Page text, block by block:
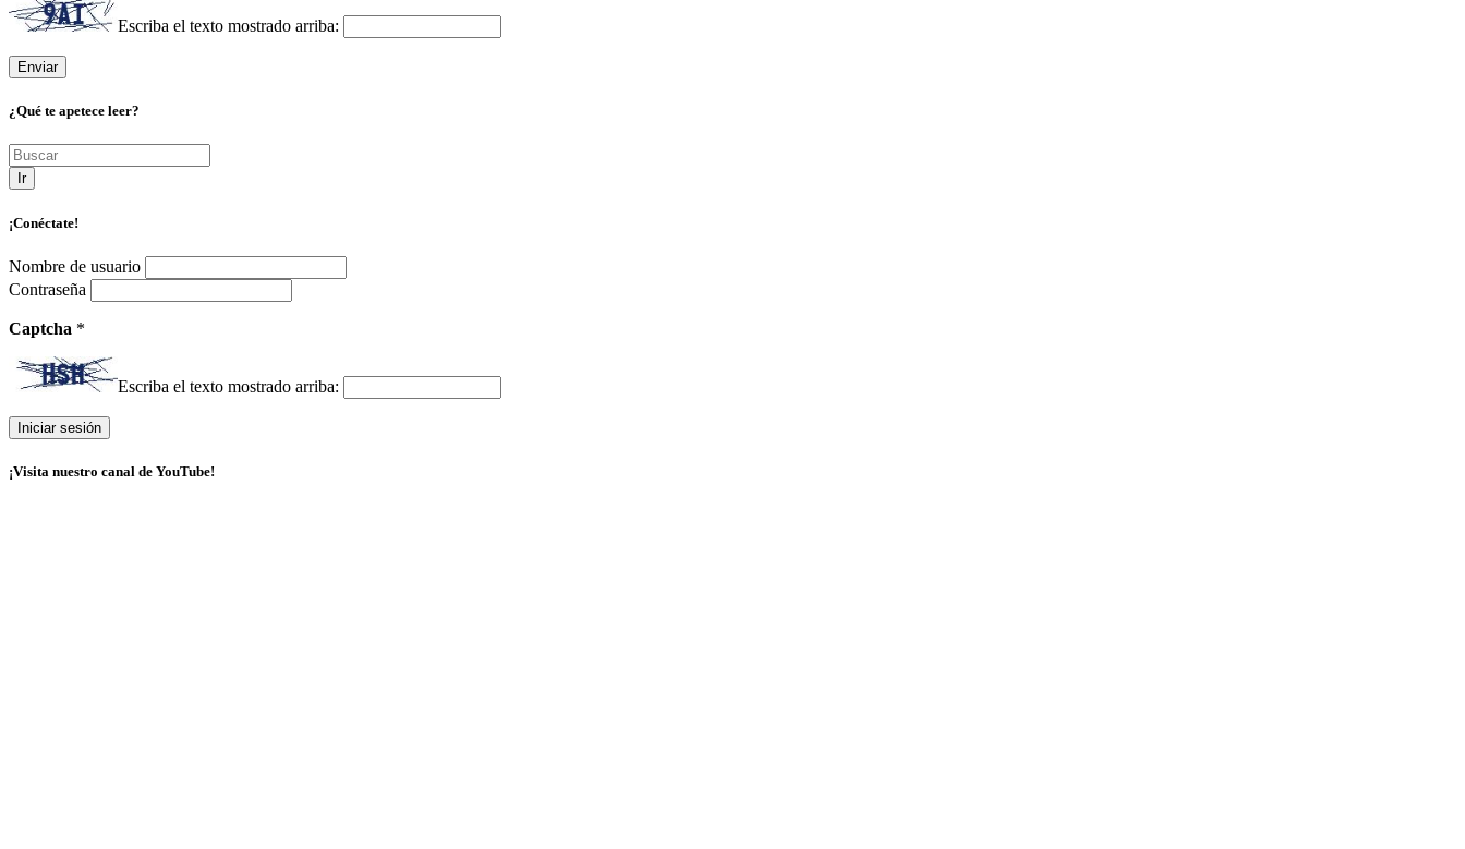
Escriba el texto mostrado arriba:
¿Qué te apetece leer?
Ir
¡Conéctate!
Nombre de usuario
Contraseña
Captcha *
Escriba el texto mostrado arriba:
¡Visita nuestro canal de YouTube!